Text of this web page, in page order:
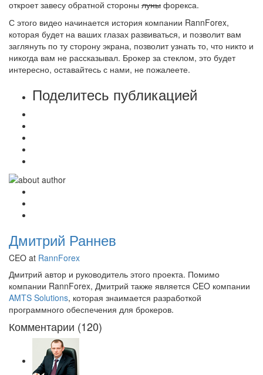
откроет завесу обратной стороны луны форекса.
С этого видео начинается история компании RannForex,
которая будет на ваших глазах развиваться, и позволит вам
заглянуть по ту сторону экрана, позволит узнать то, что никто и
никогда вам не рассказывал. Брокер за стеклом, это будет
интересно, оставайтесь с нами, не пожалеете.
Поделитесь публикацией
Дмитрий Раннев
CEO at RannForex
Дмитрий автор и руководитель этого проекта. Помимо
компании RannForex, Дмитрий также является CEO компании
AMTS Solutions, которая знаимается разработкой
программного обеспечения для брокеров.
Комментарии (120)